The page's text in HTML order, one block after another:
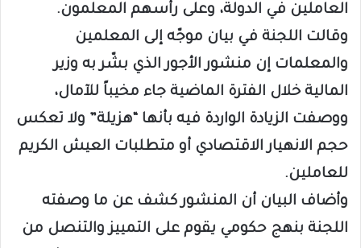
العاملين في الدولة، وعلى رأسهم المعلمون.
وقالت اللجنة في بيان موجّه إلى المعلمين
والمعلمات إن منشور الأجور الذي بشّر به وزير
المالية خلال الفترة الماضية جاء مخيباً للآمال،
ووصفت الزيادة الواردة فيه بأنها “هزيلة” ولا تعكس
حجم الانهيار الاقتصادي أو متطلبات العيش الكريم
للعاملين.
وأضاف البيان أن المنشور كشف عن ما وصفته
اللجنة بنهج حكومي يقوم على التمييز والتنصل من